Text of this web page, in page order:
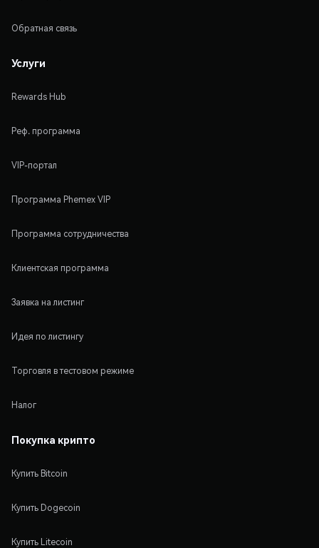
Обратная связь
Услуги
Rewards Hub
Реф. программа
VIP-портал
Программа Phemex VIP
Программа сотрудничества
Клиентская программа
Заявка на листинг
Идея по листингу
Торговля в тестовом режиме
Налог
Покупка крипто
Купить Bitcoin
Купить Dogecoin
Купить Litecoin